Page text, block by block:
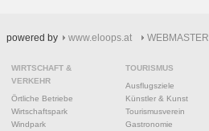
powered by www.eloops.at WEBMASTER
WIRTSCHAFT &
VERKEHR
Örtliche Betriebe
Wirtschaftspark
Windpark
TOURISMUS
Ausflugsziele
Künstler & Kunst
Tourismusverein
Gastronomie